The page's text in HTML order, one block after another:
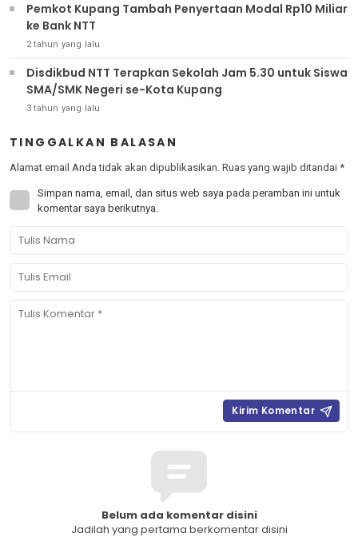
Pemkot Kupang Tambah Penyertaan Modal Rp10 Miliar
ke Bank NTT
2 tahun yang lalu
Disdikbud NTT Terapkan Sekolah Jam 5.30 untuk Siswa
SMA/SMK Negeri se-Kota Kupang
3 tahun yang lalu
TINGGALKAN BALASAN
Alamat email Anda tidak akan dipublikasikan. Ruas yang wajib ditandai *
Simpan nama, email, dan situs web saya pada peramban ini untuk
komentar saya berikutnya.
Belum ada komentar disini
Jadilah yang pertama berkomentar disini